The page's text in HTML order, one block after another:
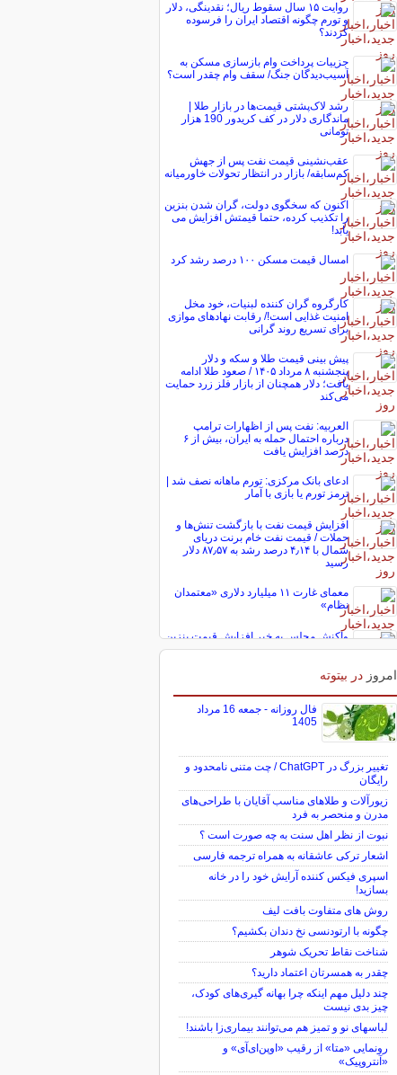
روایت ۱۵ سال سقوط ریال؛ نقدینگی، دلار
و تورم چگونه اقتصاد ایران را فرسوده
کردند؟
جزییات پرداخت وام بازسازی مسکن به
آسیب‌دیدگان جنگ/ سقف وام چقدر است؟
رشد لاک‌پشتی قیمت‌ها در بازار طلا |
ماندگاری دلار در کف کریدور 190 هزار
تومانی
عقب‌نشینی قیمت نفت پس از جهش
کم‌سابقه/ بازار در انتظار تحولات خاورمیانه
اکنون که سخگوی دولت، گران شدن بنزین
را تکذیب کرده، حتما قیمتش افزایش می
یابد!
امسال قیمت مسکن ۱۰۰ درصد رشد کرد
کارگروه گران کننده لبنیات، خود مخل
امنیت غذایی است!/ رقابت نهاد‌های موازی
برای تسریع روند گرانی
پیش ‌بینی قیمت طلا و سکه و دلار
پنجشنبه ۸ مرداد ۱۴۰۵ / صعود طلا ادامه
یافت؛ دلار همچنان از بازار فلز زرد حمایت
می‌کند
العربیه: نفت پس از اظهارات ترامپ
درباره احتمال حمله به ایران، بیش از ۶
درصد افزایش یافت
ادعای بانک مرکزی: تورم ماهانه نصف شد |
ترمز تورم یا بازی با آمار
افزایش قیمت نفت با بازگشت تنش‌ها و
حملات / قیمت نفت خام برنت دریای
شمال با ۴٫۱۴ درصد رشد به ۸۷٫۵۷ دلار
رسید
معمای غارت ۱۱ میلیارد دلاری «معتمدان
نظام»
واکنش مجلس به خبر افزایش قیمت بنزین
امروز در بیتوته
فال روزانه - جمعه 16 مرداد
1405
تغییر بزرگ در ChatGPT / چت متنی نامحدود و
رایگان
زیورآلات و طلاهای مناسب آقایان با طراحی‌های
مدرن و منحصر به فرد
نبوت از نظر اهل سنت به چه صورت است ؟
اشعار ترکی عاشقانه به همراه ترجمه فارسی
اسپری فیکس کننده آرایش خود را در خانه
بسازید!
روش های متفاوت بافت لیف
چگونه با ارتودنسی نخ دندان بکشیم؟
شناخت نقاط تحریک شوهر
چقدر به همسرتان اعتماد دارید؟
چند دلیل مهم اینکه چرا بهانه گیری‌های کودک،
چیز بدی نیست
لباس‎های نو و تمیز هم می‌توانند بیماری‌زا باشند!
رونمایی «متا» از رقیب «اوپن‌ای‌آی» و
«آنتروپیک»